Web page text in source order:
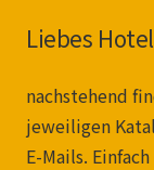
Liebes
nachstehend
jeweiligen
E-Mails.